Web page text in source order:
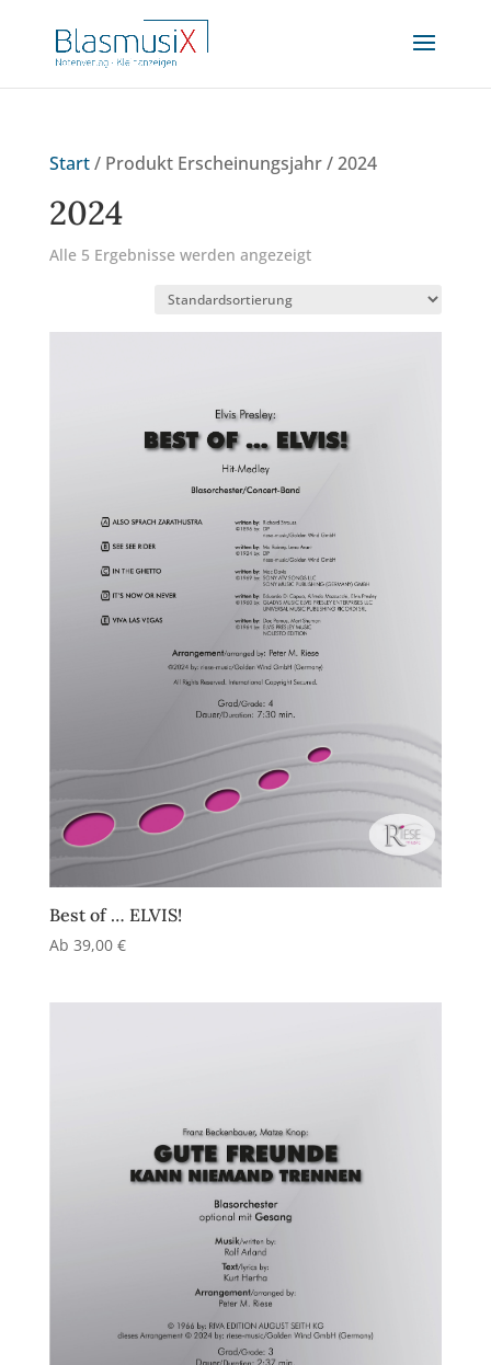
Start/ Produkt Erscheinungsjahr / 2024
2024
Alle 5 Ergebnisse werden angezeigt
Best of … ELVIS!
Ab 39,00 €